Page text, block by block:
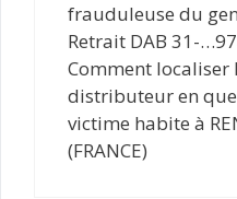
frauduleuse du
Retrait DAB 31-
Comment localiser
distributeur en
victime habite à
(FRANCE)